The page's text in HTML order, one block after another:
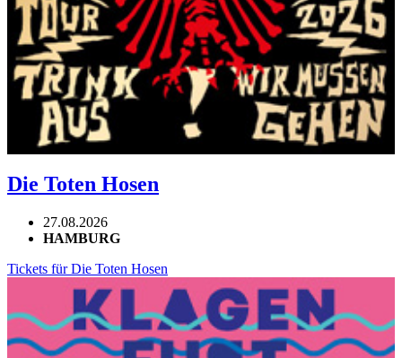
Die Toten Hosen
27.08.2026
HAMBURG
Tickets für Die Toten Hosen